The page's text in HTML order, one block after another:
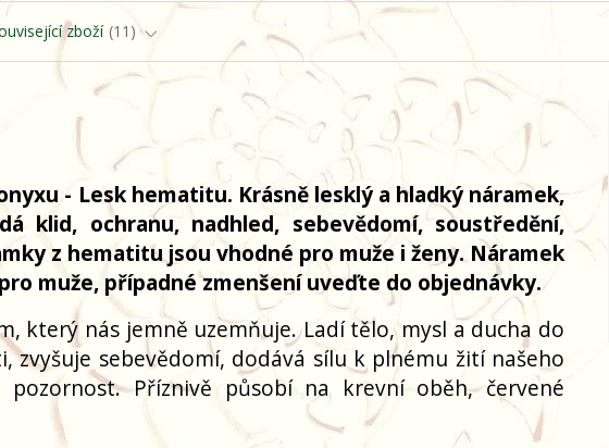
zboží 11
- Lesk hematitu. Krásně lesklý a hladký náramek,
klid, ochranu, nadhled, sebevědomí, soustředění,
z hematitu jsou vhodné pro muže i ženy. Náramek
muže, případné zmenšení uveďte do objednávky.
který nás jemně uzemňuje. Ladí tělo, mysl a ducha do
zvyšuje sebevědomí, dodává sílu k plnému žití našeho
Příznivě působí na krevní oběh, červené